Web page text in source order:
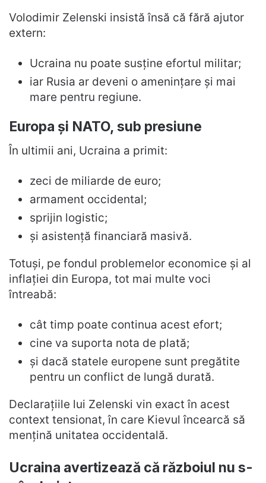
Volodimir Zelenski insistă însă că fără ajutor
extern:
Ucraina nu poate susține efortul militar;
iar Rusia ar deveni o amenințare și mai
mare pentru regiune.
Europa și NATO, sub presiune
În ultimii ani, Ucraina a primit:
zeci de miliarde de euro;
armament occidental;
sprijin logistic;
și asistență financiară masivă.
Totuși, pe fondul problemelor economice și al
inflației din Europa, tot mai multe voci
întreabă:
cât timp poate continua acest efort;
cine va suporta nota de plată;
și dacă statele europene sunt pregătite
pentru un conflict de lungă durată.
Declarațiile lui Zelenski vin exact în acest
context tensionat, în care Kievul încearcă să
mențină unitatea occidentală.
Ucraina avertizează că războiul nu s-